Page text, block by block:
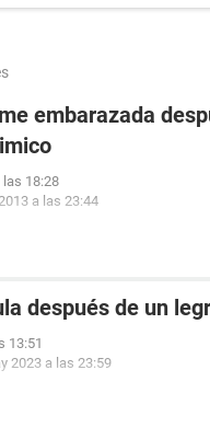
embarazada
las 18:28
a las 23:44
después de un
13:51
2023 a las 23:59